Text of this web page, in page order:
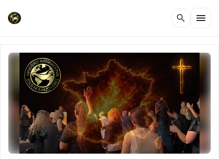
search menu